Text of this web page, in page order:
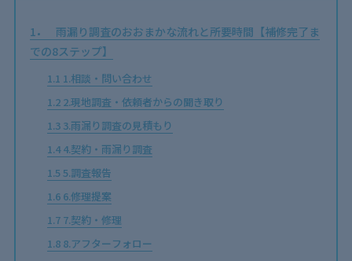
1
雨漏り調査のおおまかな流れと所要時間【補修完了ま
での8ステップ】
1.1 1.相談・問い合わせ
1.22.現地調査・依頼者からの聞き取り
1.33.雨漏り調査の見積もり
1.44.契約・雨漏り調査
1.55.調査報告
1.66.修理提案
1.77.契約・修理
1.88.アフターフォロー